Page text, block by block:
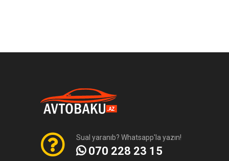
Sual yaranıb? Whatsapp'la yazın!
070 228 23 15